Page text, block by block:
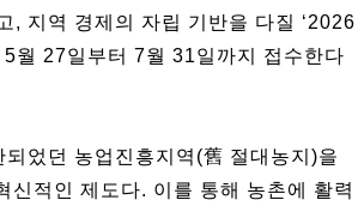
, 지역 경제의 자립 기반을 다질 ‘2026
월 27일부터 7월 31일까지 접수한다
되었던 농업진흥지역(舊 절대농지)을
신적인 제도다. 이를 통해 농촌에 활력